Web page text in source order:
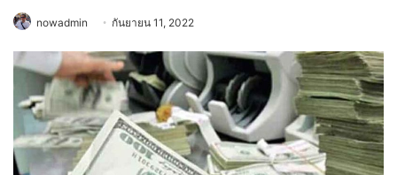
nowadmin กันยายน 11, 2022